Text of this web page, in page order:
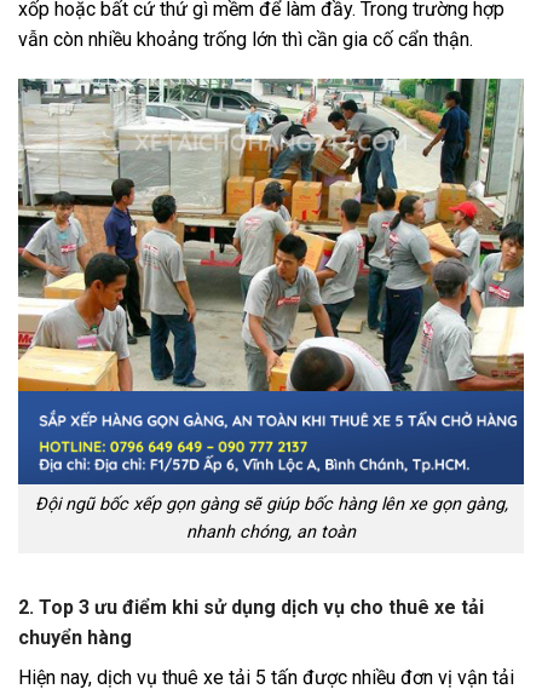
xốp hoặc bất cứ thứ gì mềm để làm đầy. Trong trường hợp
vẫn còn nhiều khoảng trống lớn thì cần gia cố cẩn thận.
Đội ngũ bốc xếp gọn gàng sẽ giúp bốc hàng lên xe gọn gàng,
nhanh chóng, an toàn
2. Top 3 ưu điểm khi sử dụng dịch vụ cho thuê xe tải
chuyển hàng
Hiện nay, dịch vụ thuê xe tải 5 tấn được nhiều đơn vị vận tải